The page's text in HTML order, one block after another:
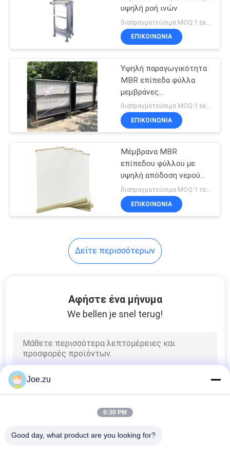
Μηχανή νερού
Ultrapure
Ultrafiltration
κατεργασίας
ύδατος
υφαλμυρή
όσμωση νερού
Μεμβράνες
αντίστροφης
όσμωσης
υψηλή ροή ινών
ΕΠΙΚΟΙΝΩΝΙΑ
Υψηλή παραγωγικότητα
MBR επίπεδα φύλλα
μεμβράνες
ολοκληρωμένο
αντιδραστήρα βιολογίας
επεξεργασίας λυμάτων
διαπραγματεύσιμα MOQ:1 εκατ.
ΕΠΙΚΟΙΝΩΝΙΑ
Μέμβρανα MBR
επίπεδου φύλλου με
υψηλή απόδοση νερού
για αφαλάτωση
θαλασσινού νερού
διαπραγματεύσιμα MOQ:1 τεμάχιο
ΕΠΙΚΟΙΝΩΝΙΑ
Δείτε περισσότερων
Αφήστε ένα μήνυμα
We bellen je snel terug!
Joe.zu
6:30 PM
Good day, what product are you looking for?